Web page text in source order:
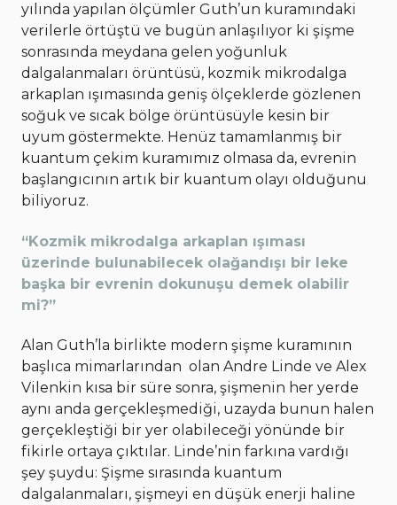
yılında yapılan ölçümler Guth’un kuramındaki
verilerle örtüştü ve bugün anlaşılıyor ki şişme
sonrasında meydana gelen yoğunluk
dalgalanmaları örüntüsü, kozmik mikrodalga
arkaplan ışımasında geniş ölçeklerde gözlenen
soğuk ve sıcak bölge örüntüsüyle kesin bir
uyum göstermekte. Henüz tamamlanmış bir
kuantum çekim kuramımız olmasa da, evrenin
başlangıcının artık bir kuantum olayı olduğunu
biliyoruz.
“Kozmik mikrodalga arkaplan ışıması
üzerinde bulunabilecek olağandışı bir leke
başka bir evrenin dokunuşu demek olabilir
mi?”
Alan Guth’la birlikte modern şişme kuramının
başlıca mimarlarından olan Andre Linde ve Alex
Vilenkin kısa bir süre sonra, şişmenin her yerde
aynı anda gerçekleşmediği, uzayda bunun halen
gerçekleştiği bir yer olabileceği yönünde bir
fikirle ortaya çıktılar. Linde’nin farkına vardığı
şey şuydu: Şişme sırasında kuantum
dalgalanmaları, şişmeyi en düşük enerji haline